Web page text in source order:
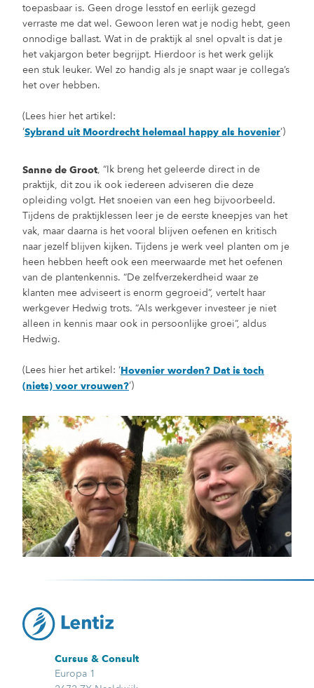
toepasbaar is. Geen droge lesstof en eerlijk gezegd
verraste me dat wel. Gewoon leren wat je nodig hebt, geen
onnodige ballast. Wat in de praktijk al snel opvalt is dat je
het vakjargon beter begrijpt. Hierdoor is het werk gelijk
een stuk leuker. Wel zo handig als je snapt waar je collega’s
het over hebben.
(Lees hier het artikel:
‘Sybrand uit Moordrecht helemaal happy als hovenier‘)
Sanne de Groot, “Ik breng het geleerde direct in de
praktijk, dit zou ik ook iedereen adviseren die deze
opleiding volgt. Het snoeien van een heg bijvoorbeeld.
Tijdens de praktijklessen leer je de eerste kneepjes van het
vak, maar daarna is het vooral blijven oefenen en kritisch
naar jezelf blijven kijken. Tijdens je werk veel planten om je
heen hebben heeft ook een meerwaarde met het oefenen
van de plantenkennis. “De zelfverzekerdheid waar ze
klanten mee adviseert is enorm gegroeid”, vertelt haar
werkgever Hedwig trots. “Als werkgever investeer je niet
alleen in kennis maar ook in persoonlijke groei”, aldus
Hedwig.
(Lees hier het artikel: ‘Hovenier worden? Dat is toch
(niets) voor vrouwen?‘)
Cursus & Consult
Europa 1